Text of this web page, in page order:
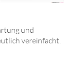
und
vereinfacht.